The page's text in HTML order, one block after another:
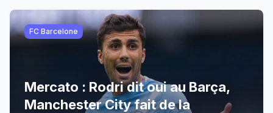
FC Barcelone
Mercato : Rodri dit oui au Barça,
Manchester City fait de la